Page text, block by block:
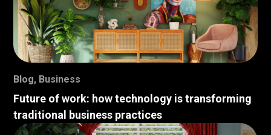
Blog, Business
Future of work: how technology is transforming
traditional business practices